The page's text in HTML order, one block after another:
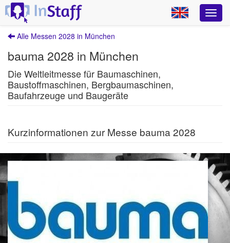
Alle Messen 2028 in München
bauma 2028 in München
Die Weltleitmesse für Baumaschinen,
Baustoffmaschinen, Bergbaumaschinen,
Baufahrzeuge und Baugeräte
Kurzinformationen zur Messe bauma 2028